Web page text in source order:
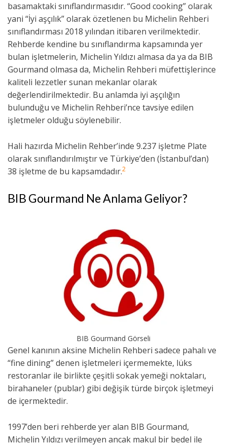
basamaktaki sınıflandırmasıdır. “Good cooking” olarak
yani “İyi aşçılık” olarak özetlenen bu Michelin Rehberi
sınıflandırması 2018 yılından itibaren verilmektedir.
Rehberde kendine bu sınıflandırma kapsamında yer
bulan işletmelerin, Michelin Yıldızı almasa da ya da BIB
Gourmand olmasa da, Michelin Rehberi müfettişlerince
kaliteli lezzetler sunan mekanlar olarak
değerlendirilmektedir. Bu anlamda iyi aşçılığın
bulunduğu ve Michelin Rehberi’nce tavsiye edilen
işletmeler olduğu söylenebilir.
Hali hazırda Michelin Rehber’inde 9.237 işletme Plate
olarak sınıflandırılmıştır ve Türkiye’den (İstanbul’dan)
38 işletme de bu kapsamdadır.2
BIB Gourmand Ne Anlama Geliyor?
BIB Gourmand Görseli
Genel kanının aksine Michelin Rehberi sadece pahalı ve
“fine dining” denen işletmeleri içermemekte, lüks
restoranlar ile birlikte çeşitli sokak yemeği noktaları,
birahaneler (publar) gibi değişik türde birçok işletmeyi
de içermektedir.
1997’den beri rehberde yer alan BIB Gourmand,
Michelin Yıldızı verilmeyen ancak makul bir bedel ile